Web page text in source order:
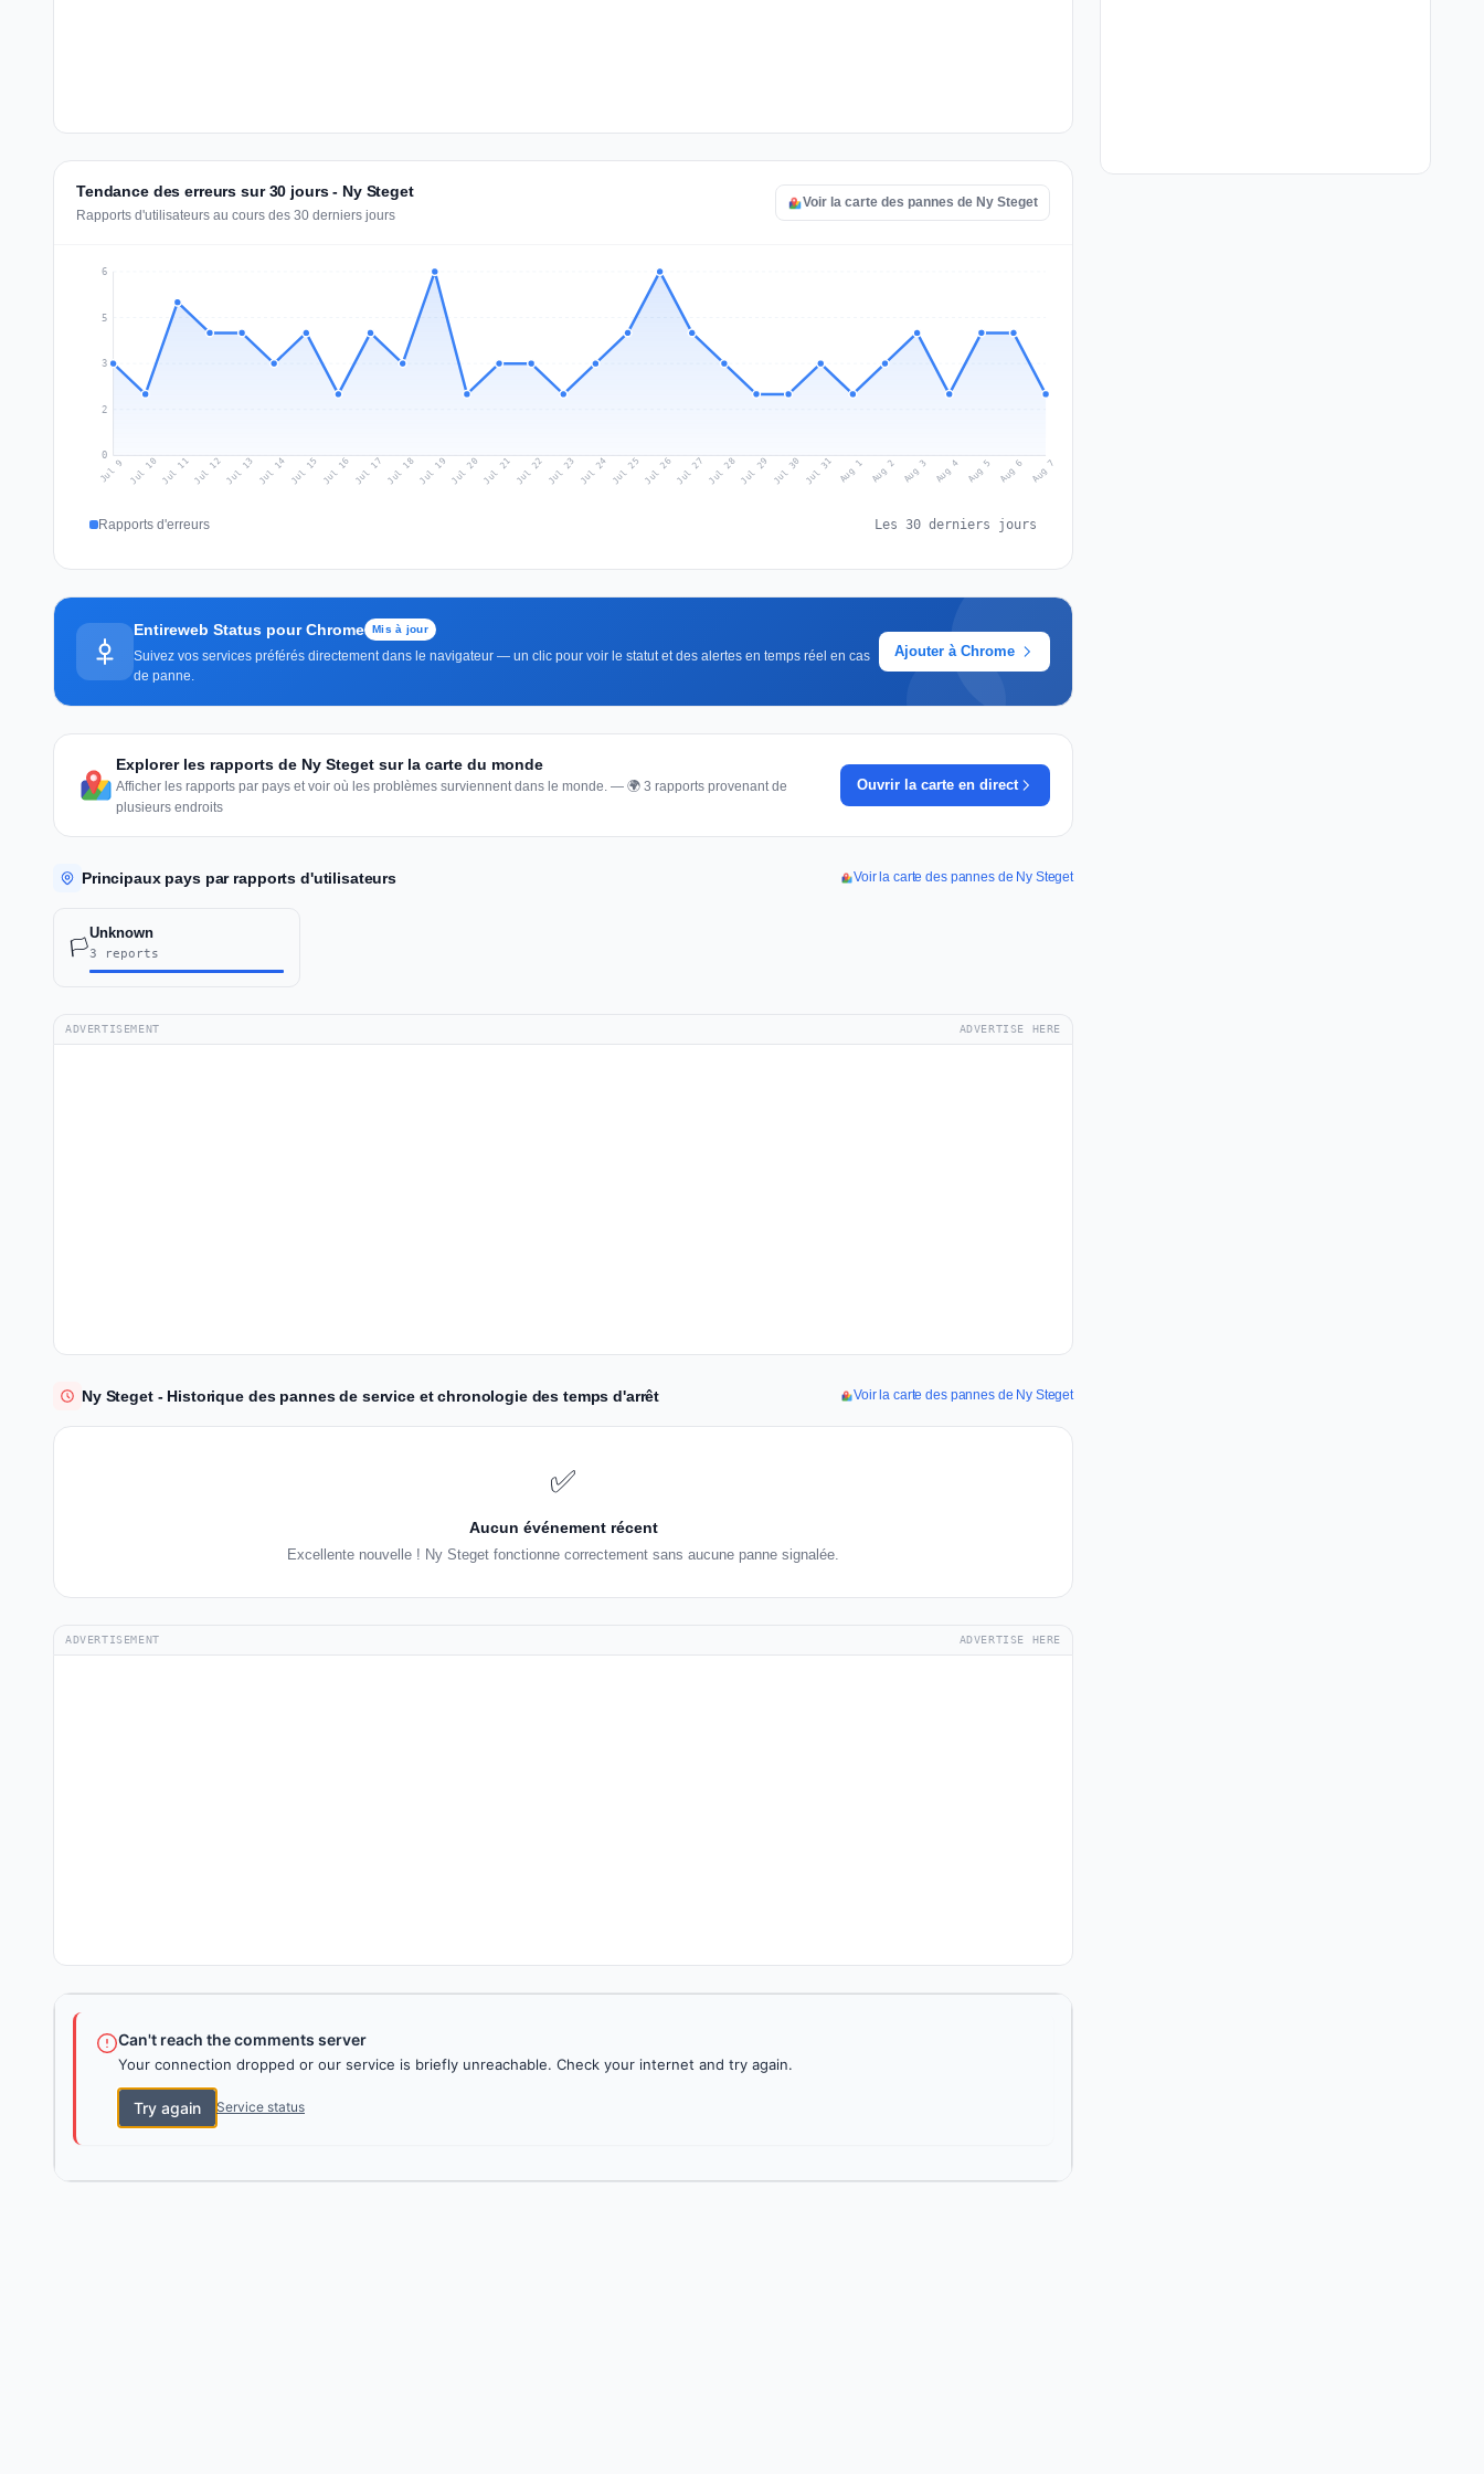
Tendance des erreurs sur 30 jours - Ny Steget
Rapports d'utilisateurs au cours des 30 derniers jours
Voir la carte des pannes de Ny Steget
0
2
3
5
6
Jul 9 Jul 10 Jul 11Jul 12Jul 13 Jul 14 Jul 15 Jul 16 Jul 17 Jul 18Jul 19 Jul 20 Jul 21 Jul 22 Jul 23 Jul 24 Jul 25 Jul 26Jul 27 Jul 28Jul 29 Jul 30 Jul 31 Aug 1 Aug 2 Aug 3 Aug 4 Aug 5 Aug 6 Aug 7
Rapports d'erreurs Les 30 derniers jours
Entireweb Status pour Chrome Mis à jour
Suivez vos services préférés directement dans le navigateur — un clic pour voir le statut et des alertes en temps réel en cas
de panne.
Ajouter à Chrome
Explorer les rapports de Ny Steget sur la carte du monde
Afficher les rapports par pays et voir où les problèmes surviennent dans le monde. — 🌍 3 rapports provenant de
plusieurs endroits
Ouvrir la carte en direct
Principaux pays par rapports d'utilisateurs Voir la carte des pannes de Ny Steget
🏳️
Unknown
3 reports
ADVERTISEMENT ADVERTISE HERE
Ny Steget - Historique des pannes de service et chronologie des temps d'arrêt Voir la carte des pannes de Ny Steget
✅
Aucun événement récent
Excellente nouvelle ! Ny Steget fonctionne correctement sans aucune panne signalée.
ADVERTISEMENT ADVERTISE HERE
Can't reach the comments server
Your connection dropped or our service is briefly unreachable. Check your internet and try again.
Try again Service status